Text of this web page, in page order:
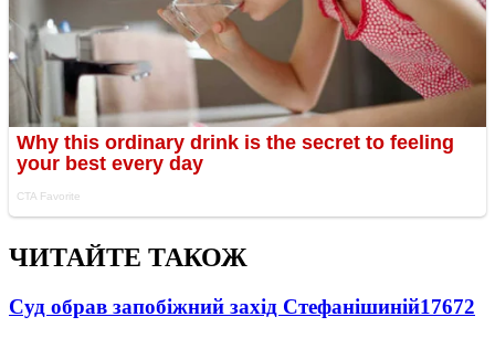
ЧИТАЙТЕ ТАКОЖ
Суд обрав запобіжний захід Стефанішиній17672